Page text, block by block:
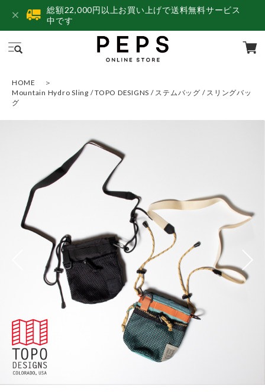
総額22,000円以上お買い上げで送料無料サービス
中です
HOME
Mountain Hydro Sling / TOPO DESIGNS / ステムバッグ / スリングバッ
グ